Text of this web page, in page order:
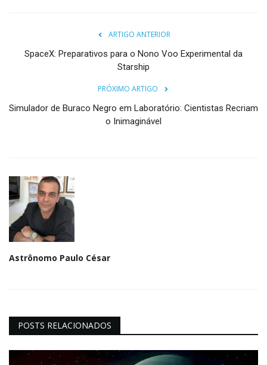
ARTIGO ANTERIOR
SpaceX: Preparativos para o Nono Voo Experimental da
Starship
PRÓXIMO ARTIGO
Simulador de Buraco Negro em Laboratório: Cientistas Recriam
o Inimaginável
Astrônomo Paulo César
POSTS RELACIONADOS